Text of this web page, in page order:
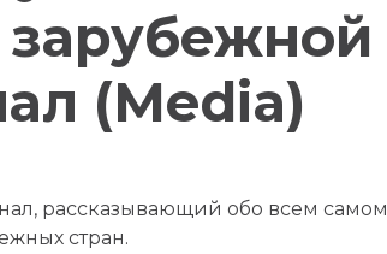
(Media)
рассказывающий обо всем самом
стран.